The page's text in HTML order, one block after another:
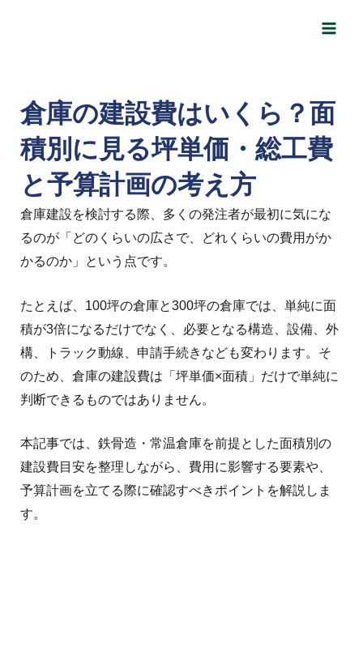
Main
倉庫の建設費はいくら？面
積別に見る坪単価・総工費
と予算計画の考え方
倉庫建設を検討する際、多くの発注者が最初に気にな
るのが「どのくらいの広さで、どれくらいの費用がか
かるのか」という点です。
たとえば、100坪の倉庫と300坪の倉庫では、単純に面
積が3倍になるだけでなく、必要となる構造、設備、外
構、トラック動線、申請手続きなども変わります。そ
のため、倉庫の建設費は「坪単価×面積」だけで単純に
判断できるものではありません。
本記事では、鉄骨造・常温倉庫を前提とした面積別の
建設費目安を整理しながら、費用に影響する要素や、
予算計画を立てる際に確認すべきポイントを解説しま
す。